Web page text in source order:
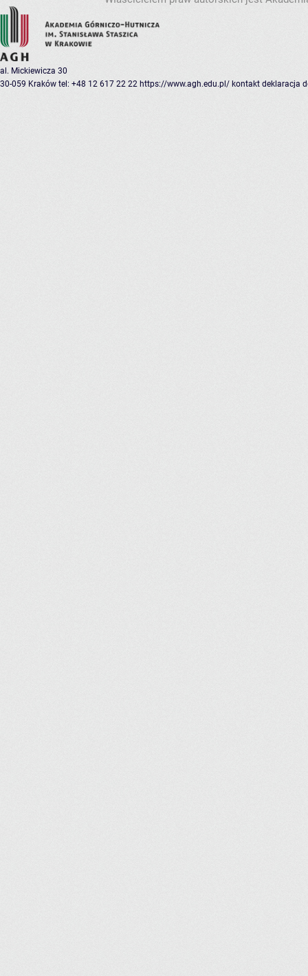
al. Mickiewicza 30
30-059 Kraków tel: +48 12 617 22 22 https://www.agh.edu.pl/ kontakt deklaracja